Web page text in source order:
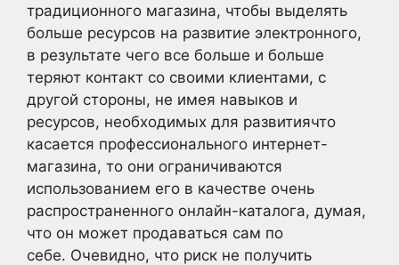
традиционного магазина, чтобы выделять
больше ресурсов на развитие электронного,
в результате чего все больше и больше
теряют контакт со своими клиентами, с
другой стороны, не имея навыков и
ресурсов, необходимых для развитиячто
касается профессионального интернет-
магазина, то они ограничиваются
использованием его в качестве очень
распространенного онлайн-каталога, думая,
что он может продаваться сам по
себе. Очевидно, что риск не получить